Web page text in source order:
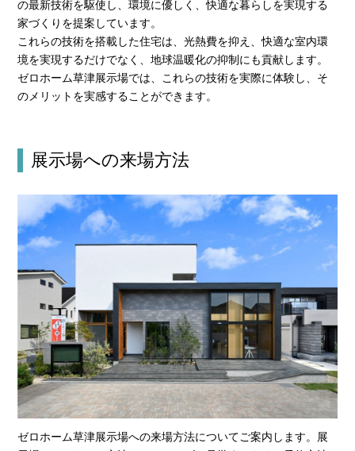
の最新技術を駆使し、環境に優しく、快適な暮らしを実現する
家づくりを提案しています。
これらの技術を搭載した住宅は、光熱費を抑え、快適な室内環
境を実現するだけでなく、地球温暖化の抑制にも貢献します。
ゼロホーム草津展示場では、これらの技術を実際に体験し、そ
のメリットを実感することができます。
展示場への来場方法
ゼロホーム草津展示場への来場方法についてご案内します。展